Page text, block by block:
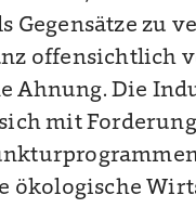
Gegensätze zu
offensichtlich
Ahnung. Die
mit
ökologische